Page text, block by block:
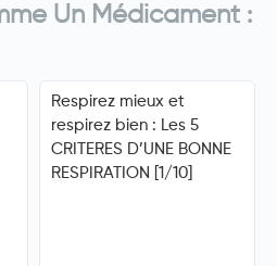
Un Médicament :
Respirez mieux et
respirez bien : Les 5
CRITERES D’UNE BONNE
RESPIRATION [1/10]